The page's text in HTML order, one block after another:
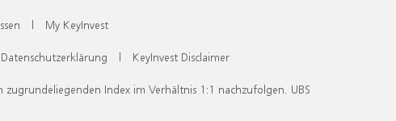
| My KeyInvest
Datenschutzerklärung | KeyInvest Disclaimer
Index im Verhältnis 1:1 nachzufolgen. UBS